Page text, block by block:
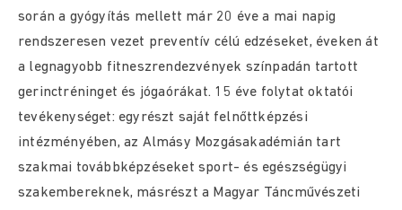
során a gyógyítás mellett már 20 éve a mai napig
rendszeresen vezet preventív célú edzéseket, éveken át
a legnagyobb fitneszrendezvények színpadán tartott
gerinctréninget és jógaórákat. 15 éve folytat oktatói
tevékenységet: egyrészt saját felnőttképzési
intézményében, az Almásy Mozgásakadémián tart
szakmai továbbképzéseket sport- és egészségügyi
szakembereknek, másrészt a Magyar Táncművészeti